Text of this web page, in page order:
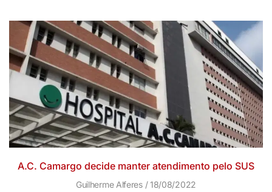
A.C. Camargo decide manter atendimento pelo SUS
Guilherme Alferes 18/08/2022